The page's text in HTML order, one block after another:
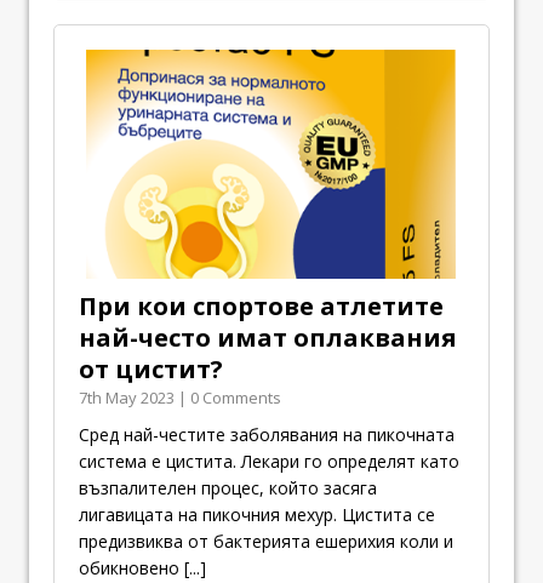
При кои спортове атлетите
най-често имат оплаквания
от цистит?
7th May 2023 | 0 Comments
Сред най-честите заболявания на пикочната
система е цистита. Лекари го определят като
възпалителен процес, който засяга
лигавицата на пикочния мехур. Цистита се
предизвиква от бактерията ешерихия коли и
обикновено [...]